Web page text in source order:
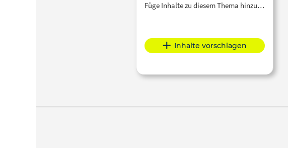
Füge Inhalte zu diesem Thema hinzu…
Inhalte vorschlagen